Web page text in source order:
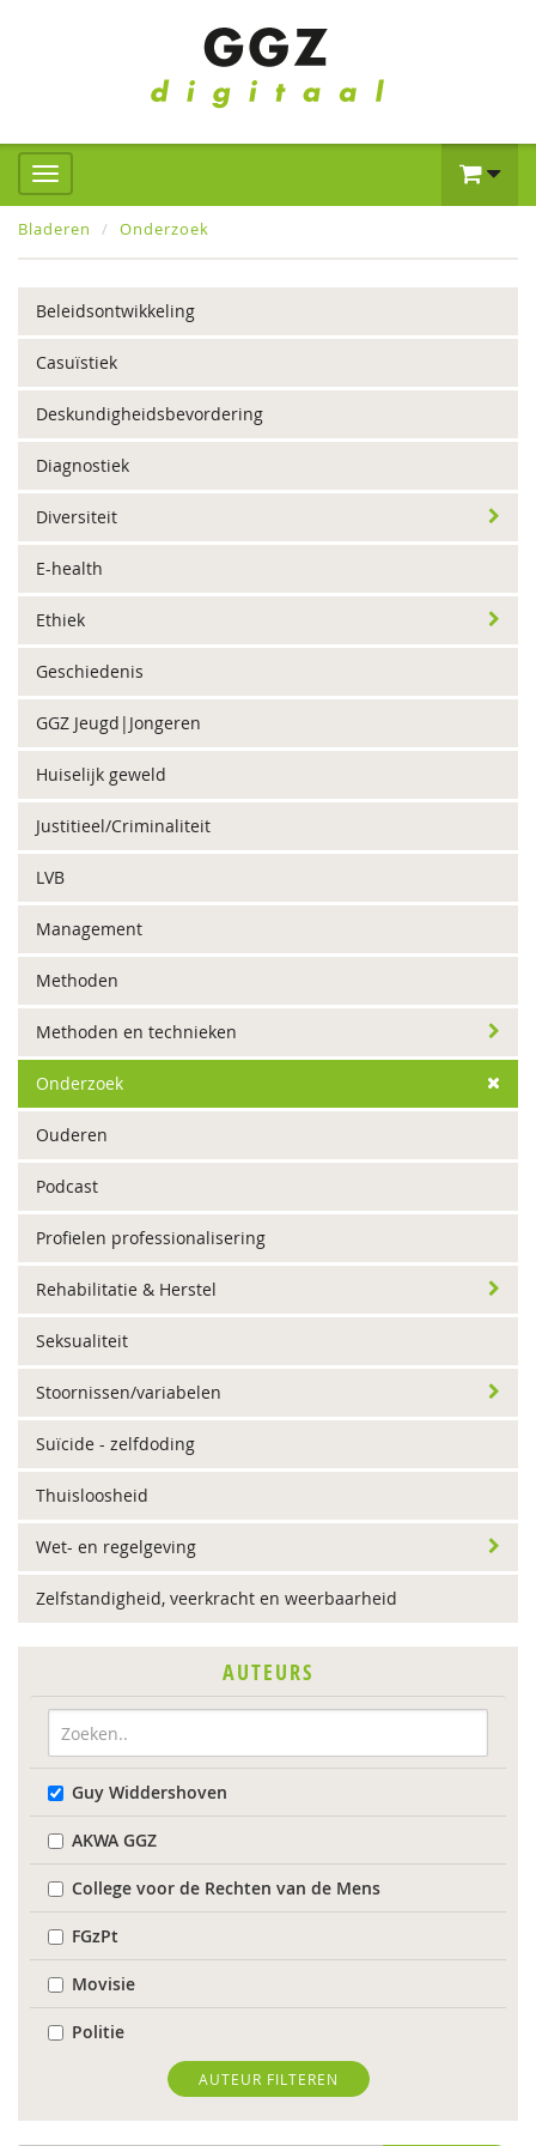
Bladeren Onderzoek
Beleidsontwikkeling
Casuïstiek
Deskundigheidsbevordering
Diagnostiek
Diversiteit
E-health
Ethiek
Geschiedenis
GGZ Jeugd|Jongeren
Huiselijk geweld
Justitieel/Criminaliteit
LVB
Management
Methoden
Methoden en technieken
Onderzoek
Ouderen
Podcast
Profielen professionalisering
Rehabilitatie & Herstel
Seksualiteit
Stoornissen/variabelen
Suïcide - zelfdoding
Thuisloosheid
Wet- en regelgeving
Zelfstandigheid, veerkracht en weerbaarheid
AUTEURS
Guy Widdershoven
AKWA GGZ
College voor de Rechten van de Mens
FGzPt
Movisie
Politie
Suzan van der Aa
AUTEUR FILTEREN